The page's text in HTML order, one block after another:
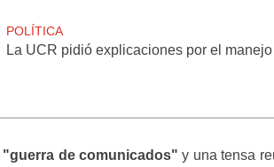
POLÍTICA
La UCR pidió explicaciones por el
"guerra de comunicados" y una tensa